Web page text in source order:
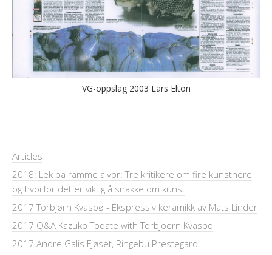
VG-oppslag 2003 Lars Elton
Articles
2018: Lek på ramme alvor: Tre kritikere om fire kunstnere
og hvorfor det er viktig å snakke om kunst
2017 Torbjørn Kvasbø - Ekspressiv keramikk av Mats Linder
2017 Q&A Kazuko Todate with Torbjoern Kvasbo
2017 Andre Galis Fjøset, Ringebu Prestegard